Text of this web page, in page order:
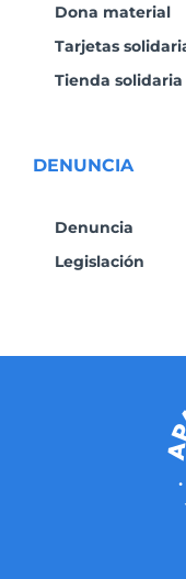
Dona material
Tarjetas
Tienda solidaria
DENUNCIA
Denuncia
Legislación